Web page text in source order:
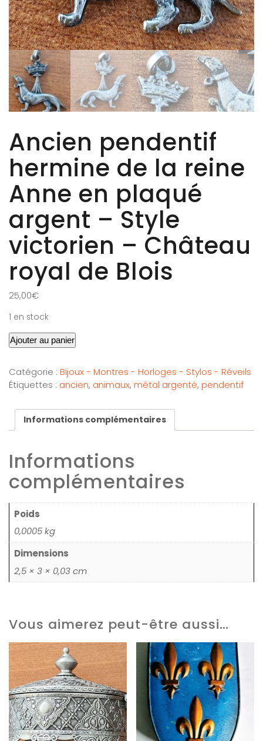
Ancien pendentif
hermine de la reine
Anne en plaqué
argent – Style
victorien – Château
royal de Blois
25,00€
1 en stock
Ajouter au panier
Catégorie : Bijoux - Montres - Horloges - Stylos - Réveils
Étiquettes : ancien, animaux, métal argenté, pendentif
Informations complémentaires
Informations
complémentaires
Poids
0,0005 kg
Dimensions
2,5 × 3 × 0,03 cm
Vous aimerez peut-être aussi…